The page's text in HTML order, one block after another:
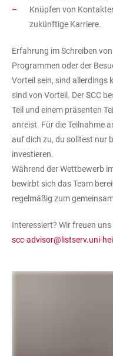
Knüpfen von
zukünftige Karriere.
Erfahrung im Schreiben
Programmen oder der
Vorteil sein, sind allerdings
sind von Vorteil. Der SCC
Teil und einem präsenten
anreist. Für die Teilnahme
auf dich zu, du solltest nur
investieren.
Während der Wettbewerb
bewirbt sich das Team
regelmäßig zum
Interessiert? Wir freuen
scc-advisor@listserv.uni-